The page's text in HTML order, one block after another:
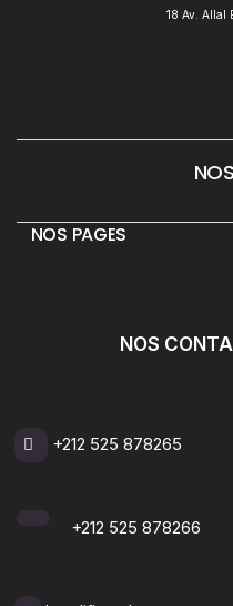
18 Av. Allal
NOS PAGES
NOS
+212 525 878265
+212 525 878266